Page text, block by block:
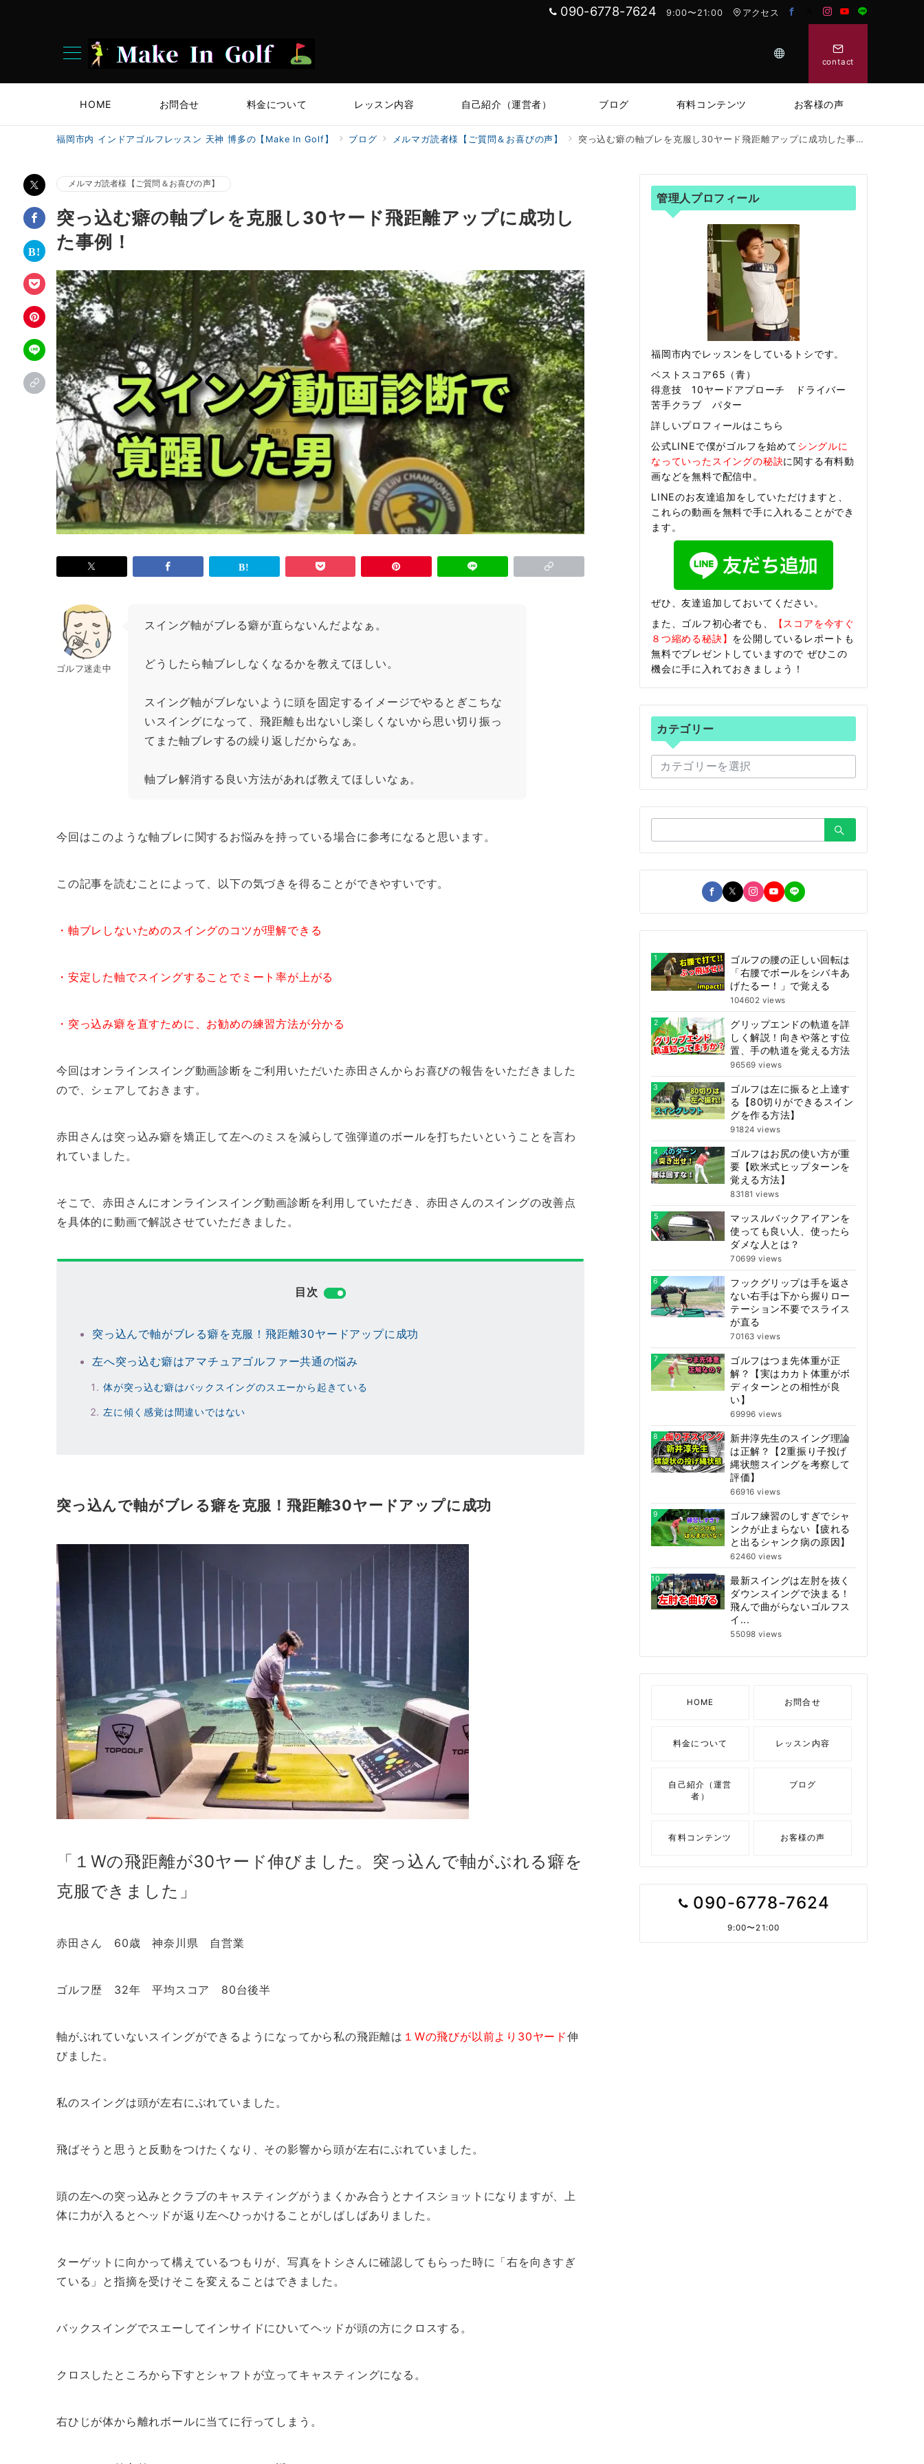
090-6778-7624 9:00〜21:00 アクセス
contact
HOME お問合せ 料金について レッスン内容 自己紹介（運営者） ブログ 有料コンテンツ お客様の声
福岡市内 インドアゴルフレッスン 天神 博多の【Make In Golf】 ブログ メルマガ読者様【ご質問＆お喜びの声】 突っ込む癖の軸ブレを克服し30ヤード飛距離アップに成功した事例！
メルマガ読者様【ご質問＆お喜びの声】
突っ込む癖の軸ブレを克服し30ヤード飛距離アップに成功し
た事例！
ゴルフ迷走中
スイング軸がブレる癖が直らないんだよなぁ。
どうしたら軸ブレしなくなるかを教えてほしい。
スイング軸がブレないように頭を固定するイメージでやるとぎこちな
いスイングになって、飛距離も出ないし楽しくないから思い切り振っ
てまた軸ブレするの繰り返しだからなぁ。
軸ブレ解消する良い方法があれば教えてほしいなぁ。
今回はこのような軸ブレに関するお悩みを持っている場合に参考になると思います。
この記事を読むことによって、以下の気づきを得ることができやすいです。
・軸ブレしないためのスイングのコツが理解できる
・安定した軸でスイングすることでミート率が上がる
・突っ込み癖を直すために、お勧めの練習方法が分かる
今回はオンラインスイング動画診断をご利用いただいた赤田さんからお喜びの報告をいただきました
ので、シェアしておきます。
赤田さんは突っ込み癖を矯正して左へのミスを減らして強弾道のボールを打ちたいということを言わ
れていました。
そこで、赤田さんにオンラインスイング動画診断を利用していただき、赤田さんのスイングの改善点
を具体的に動画で解説させていただきました。
目次
突っ込んで軸がブレる癖を克服！飛距離30ヤードアップに成功
左へ突っ込む癖はアマチュアゴルファー共通の悩み
体が突っ込む癖はバックスイングのスエーから起きている
左に傾く感覚は間違いではない
突っ込んで軸がブレる癖を克服！飛距離30ヤードアップに成功
「１Wの飛距離が30ヤード伸びました。突っ込んで軸がぶれる癖を
克服できました」
赤田さん 60歳 神奈川県 自営業
ゴルフ歴 32年 平均スコア 80台後半
軸がぶれていないスイングができるようになってから私の飛距離は １Wの飛びが以前より30ヤード伸
びました。
私のスイングは頭が左右にぶれていました。
飛ばそうと思うと反動をつけたくなり、その影響から頭が左右にぶれていました。
頭の左への突っ込みとクラブのキャスティングがうまくかみ合うとナイスショットになりますが、上
体に力が入るとヘッドが返り左へひっかけることがしばしばありました。
ターゲットに向かって構えているつもりが、写真をトシさんに確認してもらった時に「右を向きすぎ
ている」と指摘を受けそこを変えることはできました。
バックスイングでスエーしてインサイドにひいてヘッドが頭の方にクロスする。
クロスしたところから下すとシャフトが立ってキャスティングになる。
右ひじが体から離れボールに当てに行ってしまう。
管理人プロフィール
福岡市内でレッスンをしているトシです。
ベストスコア65（青）
得意技 10ヤードアプローチ ドライバー
苦手クラブ パター
詳しいプロフィールはこちら
公式LINEで僕がゴルフを始めてシングルに
なっていったスイングの秘訣に関する有料動
画などを無料で配信中。
LINEのお友達追加をしていただけますと、
これらの動画を無料で手に入れることができ
ます。
ぜひ、友達追加しておいてください。
また、ゴルフ初心者でも、
【スコアを今すぐ
８つ縮める秘訣】 を公開しているレポートも
無料でプレゼントしていますので ぜひこの
機会に手に入れておきましょう！
カテゴリー
テ
ゴ
リ
ー
索：
1
ゴルフの腰の正しい回転は
「右腰でボールをシバキあ
げたるー！」で覚える
104602 views
2
グリップエンドの軌道を詳
しく解説！向きや落とす位
置、手の軌道を覚える方法
96569 views
3
ゴルフは左に振ると上達す
る【80切りができるスイン
グを作る方法】
91824 views
4
ゴルフはお尻の使い方が重
要【欧米式ヒップターンを
覚える方法】
83181 views
5
マッスルバックアイアンを
使っても良い人、使ったら
ダメな人とは？
70699 views
6
フックグリップは手を返さ
ない右手は下から握りロー
テーション不要でスライス
が直る
70163 views
7
ゴルフはつま先体重が正
解？【実はカカト体重がボ
ディターンとの相性が良
い】
69996 views
8
新井淳先生のスイング理論
は正解？【2重振り子投げ
縄状態スイングを考察して
評価】
66916 views
9
ゴルフ練習のしすぎでシャ
ンクが止まらない【疲れる
と出るシャンク病の原因】
62460 views
10
最新スイングは左肘を抜く
ダウンスイングで決まる！
飛んで曲がらないゴルフス
イ...
55098 views
HOME お問合せ
料金について レッスン内容
自己紹介（運営
者）
ブログ
有料コンテンツ お客様の声
090-6778-7624
9:00〜21:00